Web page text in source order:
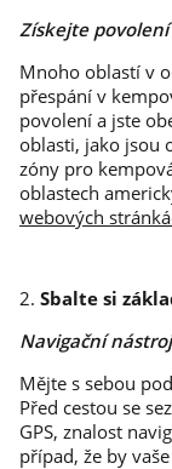
Získejte
Mnoho oblastí v
přespání v
povolení a jste
oblasti, jako jsou
zóny pro
oblastech
webových
2. Sbalte si
Navigační
Mějte s sebou
Před cestou se
GPS, znalost
případ, že by